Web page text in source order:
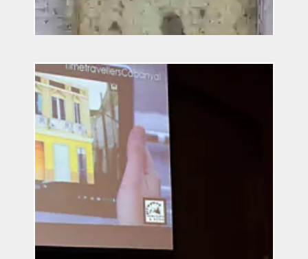
Romero, Ricardo Climent, Javier